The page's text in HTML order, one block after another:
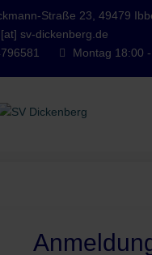
Straße 23, 49479
sv-dickenberg.de
Montag 18:00